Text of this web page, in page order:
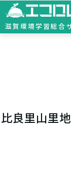
滋賀環境学習総合
比良里山里